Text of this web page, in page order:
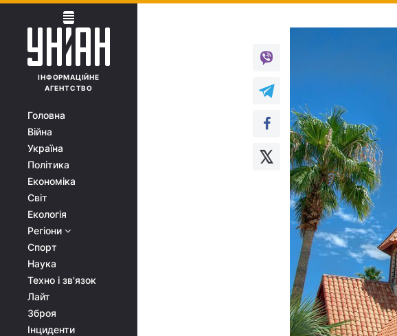
ІНФОРМАЦІЙНЕ
АГЕНТСТВО
Головна
Війна
Україна
Політика
Економіка
Світ
Екологія
Регіони
Спорт
Наука
Техно і зв'язок
Лайт
Зброя
Інциденти